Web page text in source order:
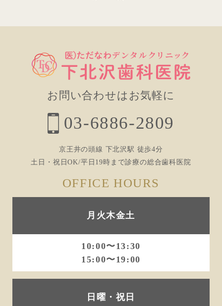
お問い合わせはお気軽に
03-6886-2809
京王井の頭線 下北沢駅 徒歩4分
土日・祝日OK/平日19時まで診療の総合歯科医院
OFFICE HOURS
月火木金土
10:00〜13:30
15:00〜19:00
日曜・祝日